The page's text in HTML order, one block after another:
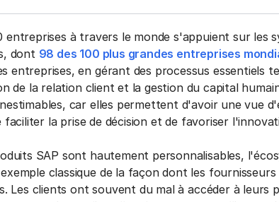
entreprises à travers le monde s'appuient sur les
dont 98 des 100 plus grandes entreprises
entreprises, en gérant des processus essentiels
de la relation client et la gestion du capital
car elles permettent d'avoir une vue
faciliter la prise de décision et de favoriser
SAP sont hautement personnalisables,
classique de la façon dont les
Les clients ont souvent du mal à accéder à leurs